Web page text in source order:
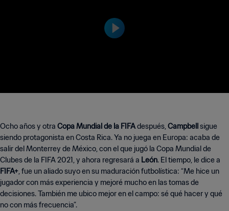
Ocho años y otra Copa Mundial de la FIFAdespués,Campbellsigue
siendo protagonista en Costa Rica. Ya no juega en Europa: acaba de
salir del Monterrey de México, con el que jugó la Copa Mundial de
Clubes de la FIFA 2021, y ahora regresará a León. El tiempo, le dice a
FIFA+, fue un aliado suyo en su maduración futbolística: “Me hice un
jugador con más experiencia y mejoré mucho en las tomas de
decisiones. También me ubico mejor en el campo: sé qué hacer y qué
no con más frecuencia”.